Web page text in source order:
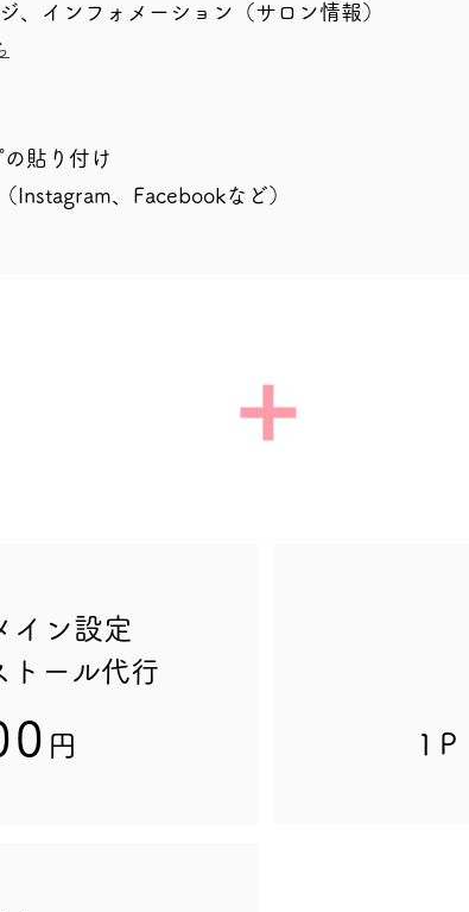
、インフォメーション（サロン情報）
貼り付け
Instagram、Facebookなど）
​＋
イン設定
トール代行
円 ​1P